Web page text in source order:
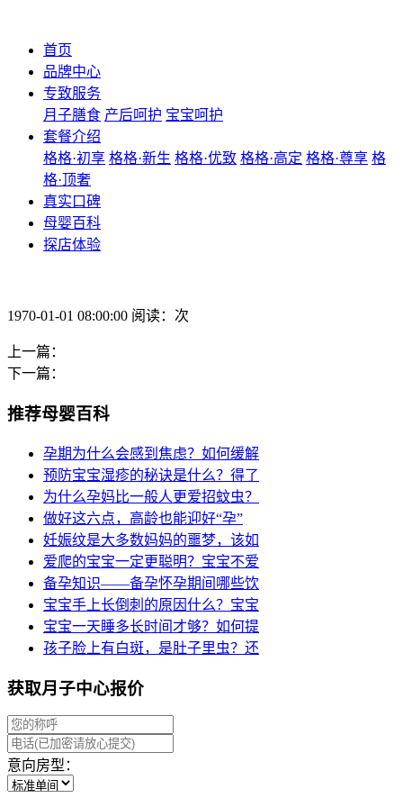
首页
品牌中心
专致服务
月子膳食 产后呵护 宝宝呵护
套餐介绍
格格·初享 格格·新生 格格·优致 格格·高定 格格·尊享 格
格·顶奢
真实口碑
母婴百科
探店体验
1970-01-01 08:00:00 阅读：次
上一篇：
下一篇：
推荐母婴百科
孕期为什么会感到焦虑？如何缓解
预防宝宝湿疹的秘诀是什么？得了
为什么孕妈比一般人更爱招蚊虫？
做好这六点，高龄也能迎好“孕”
妊娠纹是大多数妈妈的噩梦，该如
爱爬的宝宝一定更聪明？宝宝不爱
备孕知识——备孕怀孕期间哪些饮
宝宝手上长倒刺的原因什么？宝宝
宝宝一天睡多长时间才够？如何提
孩子脸上有白斑，是肚子里虫？还
获取月子中心报价
意向房型：